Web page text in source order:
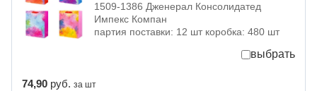
1509-1386 Дженерал Консолидатед
Импекс Компан
партия поставки: 12 шт коробка: 480 шт
выбрать
74,90 руб. за шт